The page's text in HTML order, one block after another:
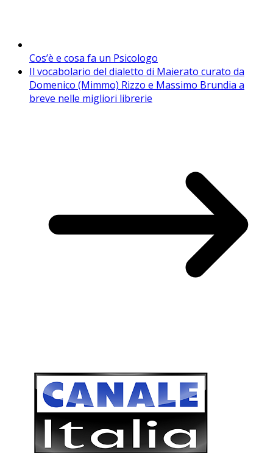
Cos’è e cosa fa un Psicologo
Il vocabolario del dialetto di Maierato curato da
Domenico (Mimmo) Rizzo e Massimo Brundia a
breve nelle migliori librerie